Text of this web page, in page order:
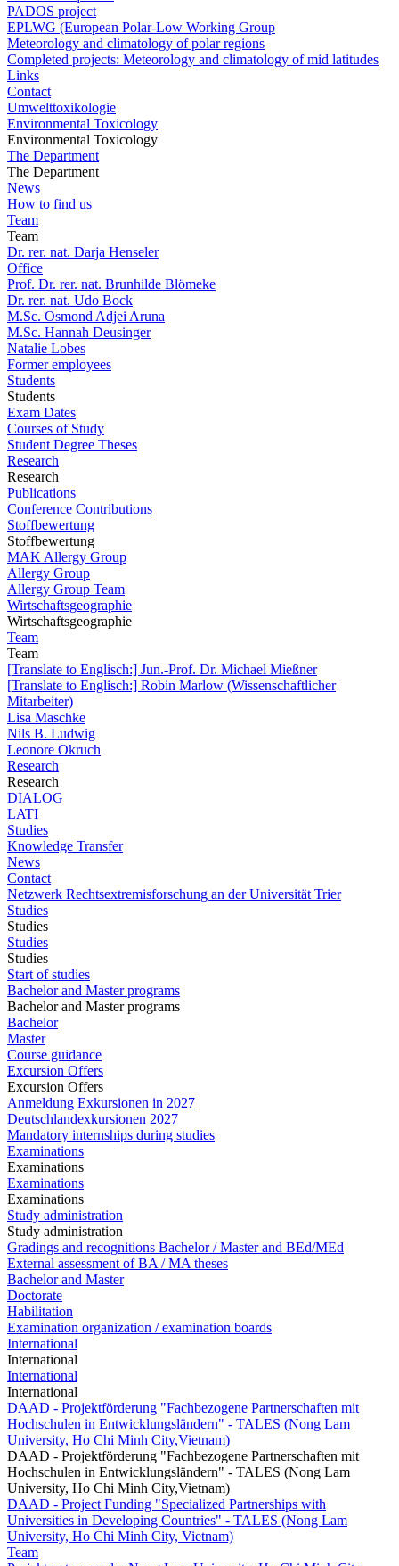
PADOS project
EPLWG (European Polar-Low Working Group
Meteorology and climatology of polar regions
Completed projects: Meteorology and climatology of mid latitudes
Links
Contact
Umwelttoxikologie
Environmental Toxicology
Environmental Toxicology
The Department
The Department
News
How to find us
Team
Team
Dr. rer. nat. Darja Henseler
Office
Prof. Dr. rer. nat. Brunhilde Blömeke
Dr. rer. nat. Udo Bock
M.Sc. Osmond Adjei Aruna
M.Sc. Hannah Deusinger
Natalie Lobes
Former employees
Students
Students
Exam Dates
Courses of Study
Student Degree Theses
Research
Research
Publications
Conference Contributions
Stoffbewertung
Stoffbewertung
MAK Allergy Group
Allergy Group
Allergy Group Team
Wirtschaftsgeographie
Wirtschaftsgeographie
Team
Team
[Translate to Englisch:] Jun.-Prof. Dr. Michael Mießner
[Translate to Englisch:] Robin Marlow (Wissenschaftlicher
Mitarbeiter)
Lisa Maschke
Nils B. Ludwig
Leonore Okruch
Research
Research
DIALOG
LATI
Studies
Knowledge Transfer
News
Contact
Netzwerk Rechtsextremisforschung an der Universität Trier
Studies
Studies
Studies
Studies
Start of studies
Bachelor and Master programs
Bachelor and Master programs
Bachelor
Master
Course guidance
Excursion Offers
Excursion Offers
Anmeldung Exkursionen in 2027
Deutschlandexkursionen 2027
Mandatory internships during studies
Examinations
Examinations
Examinations
Examinations
Study administration
Study administration
Gradings and recognitions Bachelor / Master and BEd/MEd
External assessment of BA / MA theses
Bachelor and Master
Doctorate
Habilitation
Examination organization / examination boards
International
International
International
International
DAAD - Projektförderung "Fachbezogene Partnerschaften mit
Hochschulen in Entwicklungsländern" - TALES (Nong Lam
University, Ho Chi Minh City,Vietnam)
DAAD - Projektförderung "Fachbezogene Partnerschaften mit
Hochschulen in Entwicklungsländern" - TALES (Nong Lam
University, Ho Chi Minh City,Vietnam)
DAAD - Project Funding "Specialized Partnerships with
Universities in Developing Countries" - TALES (Nong Lam
University, Ho Chi Minh City, Vietnam)
Team